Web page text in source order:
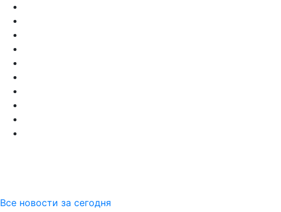
Все новости за сегодня